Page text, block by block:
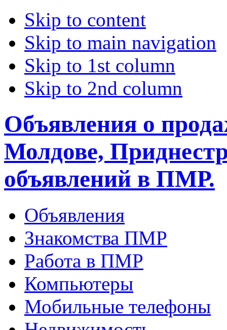
Skip to content
Skip to main navigation
Skip to 1st column
Skip to 2nd column
Объявления о
Молдове,
объявлений в ПМР.
Объявления
Знакомства ПМР
Работа в ПМР
Компьютеры
Мобильные телефоны